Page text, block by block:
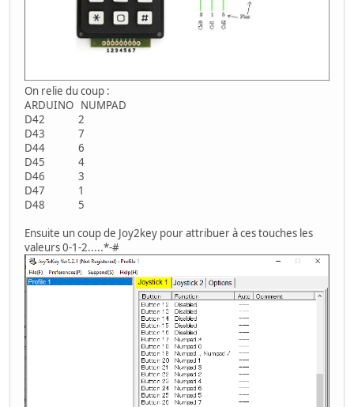
On relie du coup :
ARDUINO NUMPAD
D42 2
D43 7
D44 6
D45 4
D46 3
D47 1
D48 5
Ensuite un coup de Joy2key pour attribuer à ces touches les
valeurs 0-1-2.....*-#